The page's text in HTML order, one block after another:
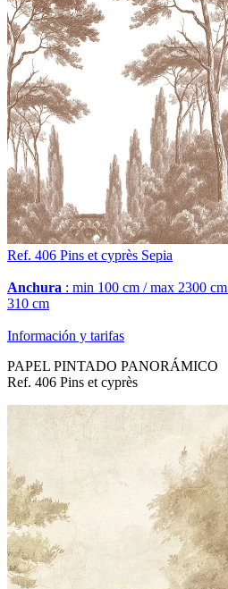
Ref. 406 Pins et cyprès Sepia
Anchura : min 100 cm / max 2300 cm
310 cm
Información y tarifas
PAPEL PINTADO PANORÁMICO
Ref. 406 Pins et cyprès